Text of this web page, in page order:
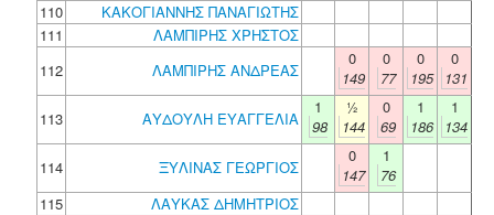
110
ΚΑΚΟΓΙΑΝΝΗΣ ΠΑΝΑΓΙΩΤΗΣ
111
ΛΑΜΠΙΡΗΣ ΧΡΗΣΤΟΣ
112
ΛΑΜΠΙΡΗΣ ΑΝΔΡΕΑΣ
0
149
0
77
0
195
0
131
113
ΑΥΔΟΥΛΗ ΕΥΑΓΓΕΛΙΑ
1
98
½
144
0
69
1
186
1
134
114
ΞΥΛΙΝΑΣ ΓΕΩΡΓΙΟΣ
0
147
1
76
115
ΛΑΥΚΑΣ ΔΗΜΗΤΡΙΟΣ